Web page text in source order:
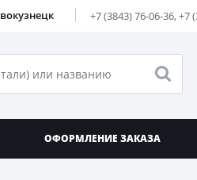
+7 (3843) 76-06-36,+7
ОФОРМЛЕНИЕ ЗАКАЗА